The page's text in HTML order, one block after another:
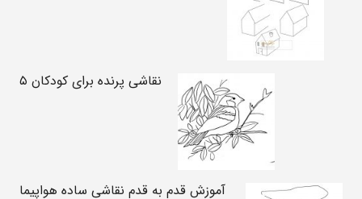
نقاشی پرنده برای کودکان ۵
آموزش قدم به قدم نقاشی ساده هواپیما